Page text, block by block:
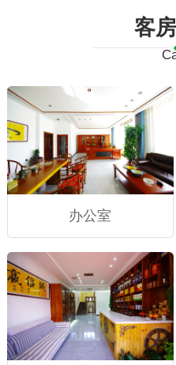
客
办公室